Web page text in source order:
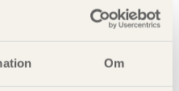
Om
kärnved. Om
motsvarar den